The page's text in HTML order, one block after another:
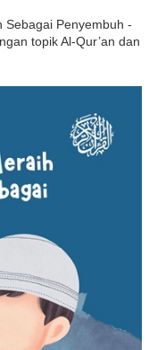
Sebagai Penyembuh -
topik Al-Qur’an dan